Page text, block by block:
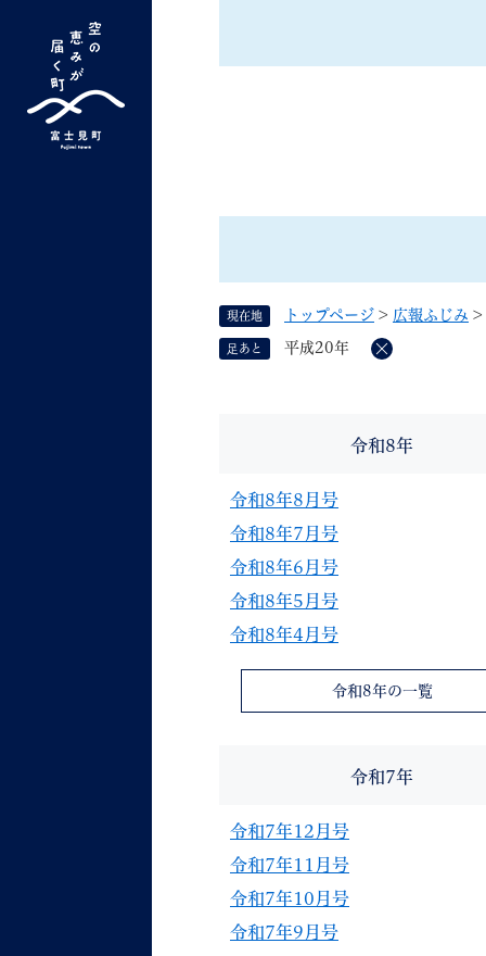
ム
くらしの情報
組織で探す
妊娠・出産 子育て
携帯サイト
現在地 トップページ > 広報ふじみ >
足あと 平成20年
削
令和8年
令和8年8月号
令和8年7月号
令和8年6月号
令和8年5月号
令和8年4月号
令和8年の一覧
令和7年
令和7年12月号
令和7年11月号
令和7年10月号
令和7年9月号